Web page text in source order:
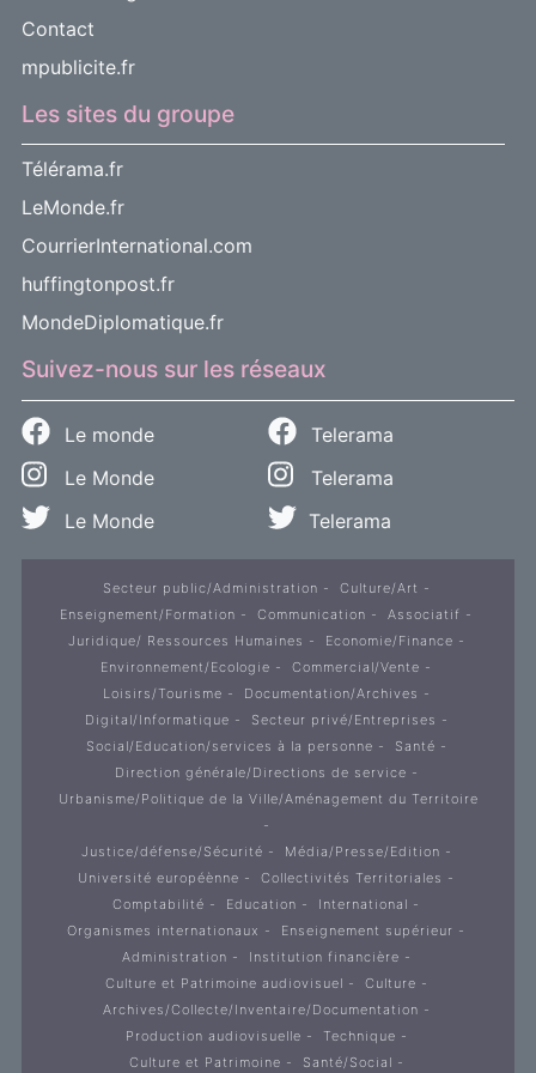
Contact
mpublicite.fr
Les sites du groupe
Télérama.fr
LeMonde.fr
CourrierInternational.com
huffingtonpost.fr
MondeDiplomatique.fr
Suivez-nous sur les réseaux
Le monde
Telerama
Le Monde
Telerama
Le Monde
Telerama
Secteur public/Administration
Culture/Art
Enseignement/Formation
Communication
Associatif
Juridique/ Ressources Humaines
Economie/Finance
Environnement/Ecologie
Commercial/Vente
Loisirs/Tourisme
Documentation/Archives
Digital/Informatique
Secteur privé/Entreprises
Social/Education/services à la personne
Santé
Direction générale/Directions de service
Urbanisme/Politique de la Ville/Aménagement du Territoire
Justice/défense/Sécurité
Média/Presse/Edition
Université européènne
Collectivités Territoriales
Comptabilité
Education
International
Organismes internationaux
Enseignement supérieur
Administration
Institution financière
Culture et Patrimoine audiovisuel
Culture
Archives/Collecte/Inventaire/Documentation
Production audiovisuelle
Technique
Culture et Patrimoine
Santé/Social